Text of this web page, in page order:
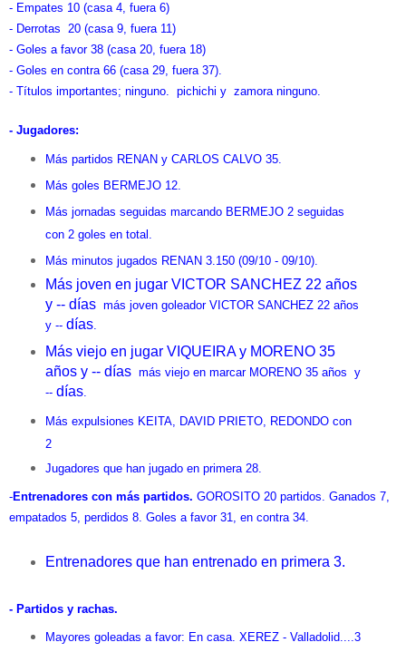
- Empates 10 (casa 4, fuera 6)
- Derrotas 20 (casa 9, fuera 11)
- Goles a favor 38 (casa 20, fuera 18)
- Goles en contra 66 (casa 29, fuera 37).
- Títulos importantes; ninguno. pichichi y zamora ninguno.
- Jugadores:
Más partidos RENAN y CARLOS CALVO 35.
Más goles BERMEJO 12.
Más jornadas seguidas marcando BERMEJO 2 seguidas
con 2 goles en total.
Más minutos jugados RENAN 3.150 (09/10 - 09/10).
Más joven en jugar VICTOR SANCHEZ 22 años
y -- díasmás joven goleador VICTOR SANCHEZ 22 años
y -- días.
Más viejo en jugar VIQUEIRA y MORENO 35
años y -- díasmás viejo en marcar MORENO 35 años y
-- días.
Más expulsiones KEITA, DAVID PRIETO, REDONDO con
2
Jugadores que han jugado en primera 28.
-Entrenadores con más partidos. GOROSITO 20 partidos. Ganados 7,
empatados 5, perdidos 8. Goles a favor 31, en contra 34.
Entrenadores que han entrenado en primera 3.
- Partidos y rachas.
Mayores goleadas a favor: En casa. XEREZ - Valladolid....3